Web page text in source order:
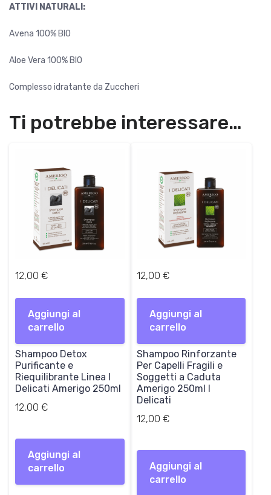
ATTIVI NATURALI:
Avena 100% BIO
Aloe Vera 100% BIO
Complesso idratante da Zuccheri
Ti potrebbe interessare…
12,00 €
Aggiungi al
carrello
Shampoo Detox
Purificante e
Riequilibrante Linea I
Delicati Amerigo 250ml
12,00 €
Aggiungi al
carrello
12,00 €
Aggiungi al
carrello
Shampoo Rinforzante
Per Capelli Fragili e
Soggetti a Caduta
Amerigo 250ml I
Delicati
12,00 €
Aggiungi al
carrello